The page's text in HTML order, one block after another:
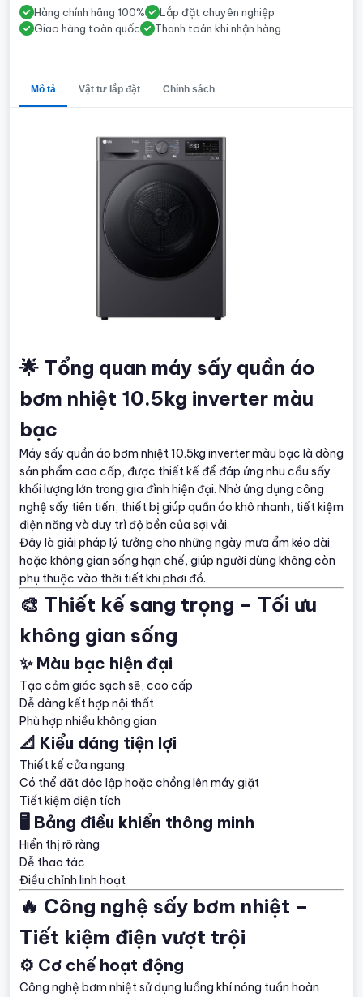
Hàng chính hãng 100%
Lắp đặt chuyên nghiệp
Giao hàng toàn quốc
Thanh toán khi nhận hàng
Mô tả Vật tư lắp đặt Chính sách
🌟 Tổng quan máy sấy quần áo
bơm nhiệt 10.5kg inverter màu
bạc
Máy sấy quần áo bơm nhiệt 10.5kg inverter màu bạc là dòng
sản phẩm cao cấp, được thiết kế để đáp ứng nhu cầu sấy
khối lượng lớn trong gia đình hiện đại. Nhờ ứng dụng công
nghệ sấy tiên tiến, thiết bị giúp quần áo khô nhanh, tiết kiệm
điện năng và duy trì độ bền của sợi vải.
Đây là giải pháp lý tưởng cho những ngày mưa ẩm kéo dài
hoặc không gian sống hạn chế, giúp người dùng không còn
phụ thuộc vào thời tiết khi phơi đồ.
🎨 Thiết kế sang trọng – Tối ưu
không gian sống
✨ Màu bạc hiện đại
Tạo cảm giác sạch sẽ, cao cấp
Dễ dàng kết hợp nội thất
Phù hợp nhiều không gian
📐 Kiểu dáng tiện lợi
Thiết kế cửa ngang
Có thể đặt độc lập hoặc chồng lên máy giặt
Tiết kiệm diện tích
🖥️ Bảng điều khiển thông minh
Hiển thị rõ ràng
Dễ thao tác
Điều chỉnh linh hoạt
🔥 Công nghệ sấy bơm nhiệt –
Tiết kiệm điện vượt trội
⚙️ Cơ chế hoạt động
Công nghệ bơm nhiệt sử dụng luồng khí nóng tuần hoàn